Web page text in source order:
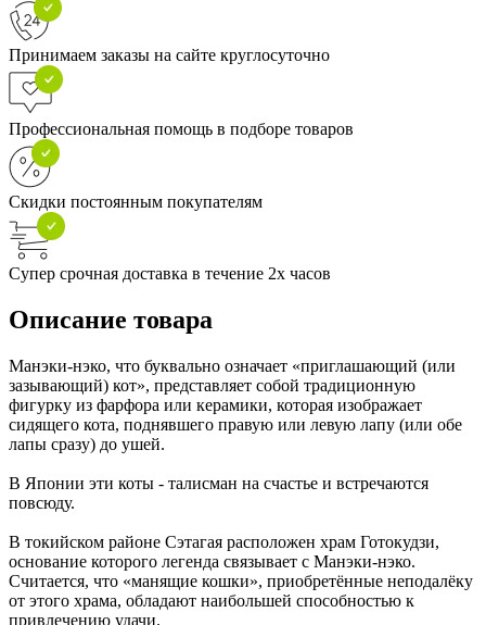
Принимаем заказы на сайте круглосуточно
Профессиональная помощь в подборе товаров
Скидки постоянным покупателям
Супер срочная доставка в течение 2х часов
Описание товара
Манэки-нэко, что буквально означает «приглашающий (или
зазывающий) кот», представляет собой традиционную
фигурку из фарфора или керамики, которая изображает
сидящего кота, поднявшего правую или левую лапу (или обе
лапы сразу) до ушей.
В Японии эти коты - талисман на счастье и встречаются
повсюду.
В токийском районе Сэтагая расположен храм Готокудзи,
основание которого легенда связывает с Манэки-нэко.
Считается, что «манящие кошки», приобретённые неподалёку
от этого храма, обладают наибольшей способностью к
привлечению удачи.